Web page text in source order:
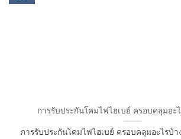
การรับประกันโคมไฟไฮเบย์ ครอบคลุมอะ
การรับประกันโคมไฟไฮเบย์ ครอบคลุมอะไรบ้า